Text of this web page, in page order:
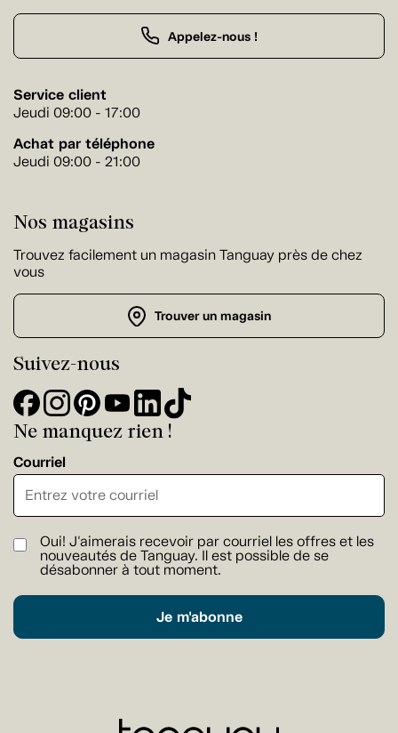
Appelez-nous !
Service client
Jeudi 09:00 - 17:00
Achat par téléphone
Jeudi 09:00 - 21:00
Nos magasins
Trouvez facilement un magasin Tanguay près de chez
vous
Trouver un magasin
Suivez-nous
Ne manquez rien !
Courriel
Oui! J'aimerais recevoir par courriel les offres et les
nouveautés de Tanguay. Il est possible de se
désabonner à tout moment.
Je m'abonne